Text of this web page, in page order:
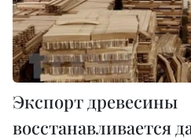
Экспорт древесины
восстанавливается